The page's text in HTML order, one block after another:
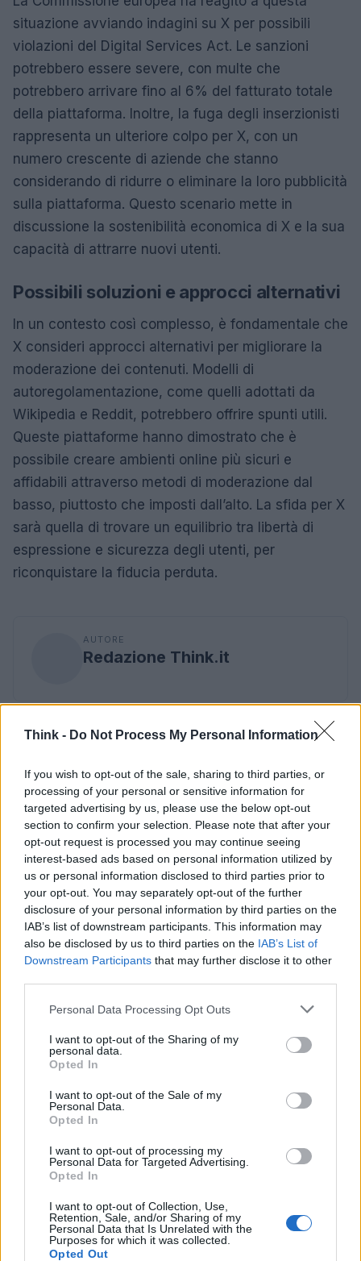
Think - Do Not Process My Personal Information
If you wish to opt-out of the sale, sharing to third parties, or
processing of your personal or sensitive information for
targeted advertising by us, please use the below opt-out
section to confirm your selection. Please note that after your
opt-out request is processed you may continue seeing
interest-based ads based on personal information utilized by
us or personal information disclosed to third parties prior to
your opt-out. You may separately opt-out of the further
disclosure of your personal information by third parties on the
IAB’s list of downstream participants. This information may
also be disclosed by us to third parties on the IAB’s List of
Downstream Participants that may further disclose it to other
Please note that this website/app uses one or more Google
not limited to your visit or usage behaviour. You may click to
grant or deny consent to Google and its third-party tags to
use your data for below specified purposes in below Google
consent section.
Personal Data Processing Opt Outs
I want to opt-out of the Sharing of my
personal data.
Opted In
I want to opt-out of the Sale of my
Personal Data.
Opted In
I want to opt-out of processing my
Personal Data for Targeted Advertising.
Opted In
I want to opt-out of Collection, Use,
Retention, Sale, and/or Sharing of my
Personal Data that Is Unrelated with the
Purposes for which it was collected.
Opted Out
situazione avviando indagini su X per possibili
violazioni del Digital Services Act. Le sanzioni
potrebbero essere severe, con multe che
potrebbero arrivare fino al 6% del fatturato totale
della piattaforma. Inoltre, la fuga degli inserzionisti
rappresenta un ulteriore colpo per X, con un
numero crescente di aziende che stanno
considerando di ridurre o eliminare la loro pubblicità
sulla piattaforma. Questo scenario mette in
discussione la sostenibilità economica di X e la sua
capacità di attrarre nuovi utenti.
Possibili soluzioni e approcci alternativi
In un contesto così complesso, è fondamentale che
X consideri approcci alternativi per migliorare la
moderazione dei contenuti. Modelli di
autoregolamentazione, come quelli adottati da
Wikipedia e Reddit, potrebbero offrire spunti utili.
Queste piattaforme hanno dimostrato che è
possibile creare ambienti online più sicuri e
affidabili attraverso metodi di moderazione dal
basso, piuttosto che imposti dall’alto. La sfida per X
sarà quella di trovare un equilibrio tra libertà di
espressione e sicurezza degli utenti, per
riconquistare la fiducia perduta.
AUTORE
Redazione Think.it
Continua a leggere
TECH